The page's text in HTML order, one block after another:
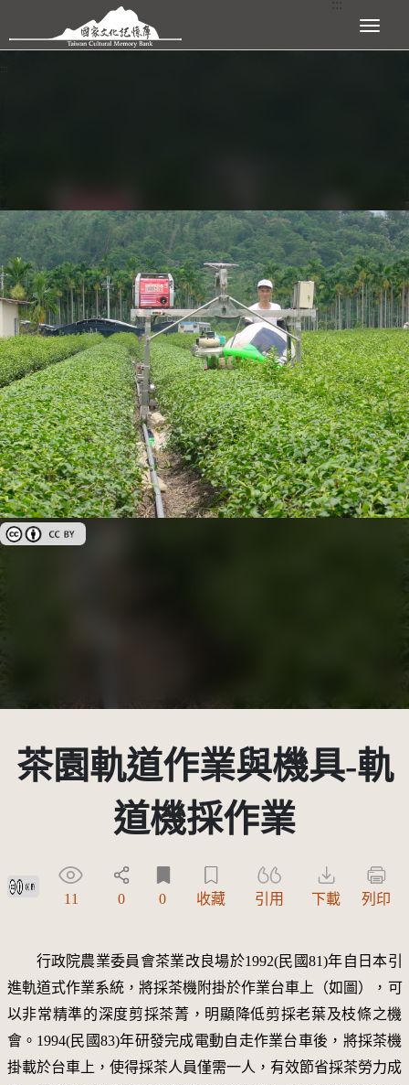
跳到主要內容區塊 展開選單
創用CC姓名標示 3.0 台灣及其後版本(CC BY 3.0 TW +)
茶園軌道作業與機具-軌
道機採作業
創用CC姓名標示 3.0 台灣及其後版本(CC BY 3.0 TW +)
11 0 0 收藏 引用 下載 列印
行政院農業委員會茶業改良場於1992(民國81)年自日本引
進軌道式作業系統，將採茶機附掛於作業台車上（如 圖），可
以非常精準的深度剪採茶菁，明顯降低剪採老葉及枝條之機
會。1994(民國83)年研發完成電動自走作業台車後，將採茶機
掛載於台車上，使得採茶人員僅需一人，有效節省採茶勞力成